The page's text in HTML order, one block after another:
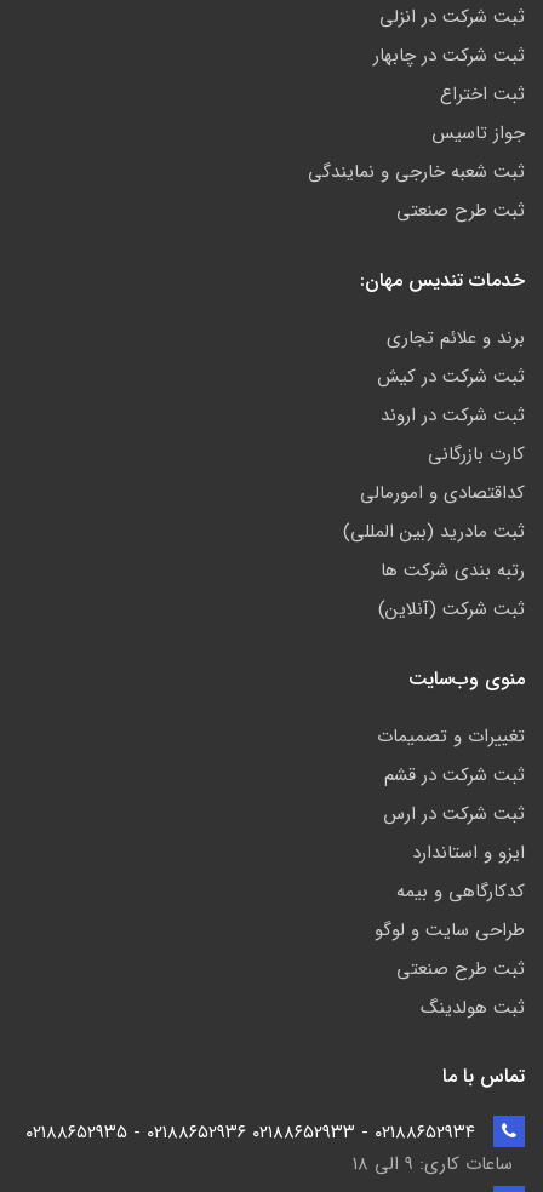
ثبت شرکت در انزلی
ثبت شرکت در چابهار
ثبت اختراع
جواز تاسیس
ثبت شعبه خارجی و نمایندگی
ثبت طرح صنعتی
خدمات تندیس مهان:
برند و علائم تجاری
ثبت شرکت در کیش
ثبت شرکت در اروند
کارت بازرگانی
کداقتصادی و امورمالی
ثبت مادرید (بین المللی)
رتبه بندی شرکت ها
ثبت شرکت (آنلاین)
منوی وب‌سایت
تغییرات و تصمیمات
ثبت شرکت در قشم
ثبت شرکت در ارس
ایزو و استاندارد
کدکارگاهی و بیمه
طراحی سایت و لوگو
ثبت طرح صنعتی
ثبت هولدینگ
تماس با ما
ساعات کاری: ۹ الی ۱۸